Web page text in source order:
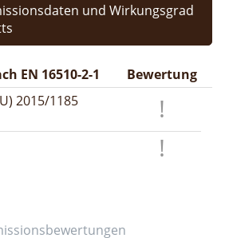
und Wirkungsgrad
EN 16510-2-1
Bewertung
2015/1185